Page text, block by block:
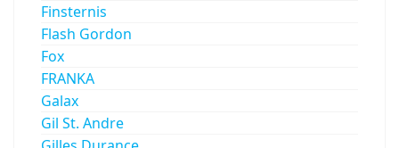
Finsternis
Flash Gordon
Fox
FRANKA
Galax
Gil St. Andre